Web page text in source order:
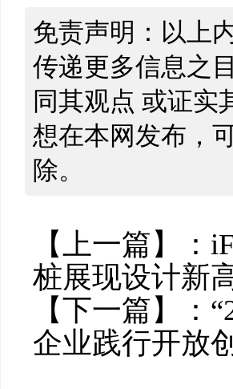
免责声明：以上
传递更多信息之
同其观点 或证实
想在本网发布，
除。
【上一篇】：
桩展现设计新
【下一篇】：
企业践行开放